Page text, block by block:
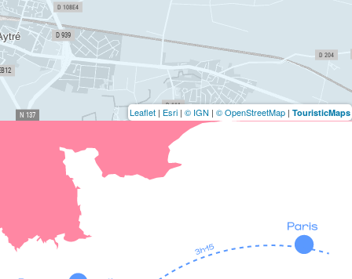
Leaflet | Esri | © IGN | © OpenStreetMap | TouristicMaps